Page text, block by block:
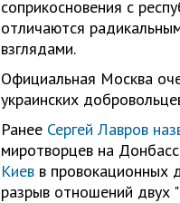
соприкосновения с
отличаются
взглядами.
Официальная Москва
украинских
Ранее Сергей Лавров
миротворцев на
Киевв провокационных
разрыв отношений двух